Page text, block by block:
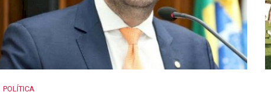
POLÍTICA